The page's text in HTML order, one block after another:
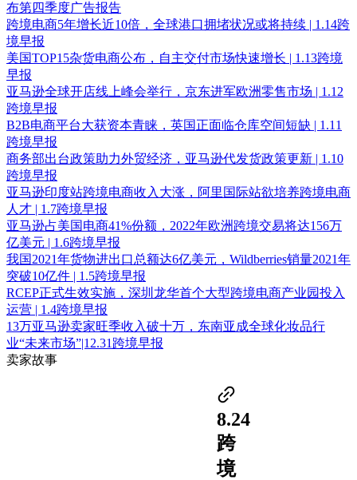
布第四季度广告报告
跨境电商5年增长近10倍，全球港口拥堵状况或将持续 | 1.14跨
境早报
美国TOP15杂货电商公布，自主交付市场快速增长 | 1.13跨境
早报
亚马逊全球开店线上峰会举行，京东进军欧洲零售市场 | 1.12
跨境早报
B2B电商平台大获资本青睐，英国正面临仓库空间短缺 | 1.11
跨境早报
商务部出台政策助力外贸经济，亚马逊代发货政策更新 | 1.10
跨境早报
亚马逊印度站跨境电商收入大涨，阿里国际站欲培养跨境电商
人才 | 1.7跨境早报
亚马逊占美国电商41%份额，2022年欧洲跨境交易将达156万
亿美元 | 1.6跨境早报
我国2021年货物进出口总额达6亿美元，Wildberries销量2021年
突破10亿件 | 1.5跨境早报
RCEP正式生效实施，深圳龙华首个大型跨境电商产业园投入
运营 | 1.4跨境早报
13万亚马逊卖家旺季收入破十万，东南亚成全球化妆品行
业“未来市场”|12.31跨境早报
卖家故事
8.24
跨
境